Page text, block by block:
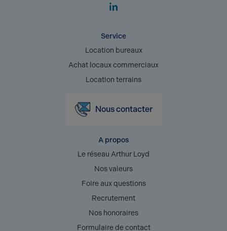
Service
Location bureaux
Achat locaux commerciaux
Location terrains
Nous contacter
A propos
Le réseau Arthur Loyd
Nos valeurs
Foire aux questions
Recrutement
Nos honoraires
Formulaire de contact